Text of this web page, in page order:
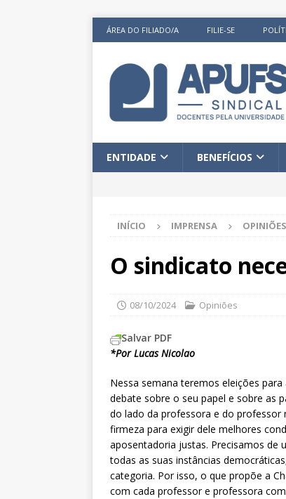
ÁREA DO FILIADO/A FILIE-SE
ENTIDADE BENEFÍCIOS
INÍCIO IMPRENSA OPINIÕES
O sindicato
08/10/2024 Opiniões
Salvar PDF
*Por Lucas Nicolao
Nessa semana teremos eleições
debate sobre o seu papel e sobre as
do lado da professora e do
firmeza para exigir dele melhores
aposentadoria justas. Precisamos de
todas as suas instâncias
categoria. Por isso, o que propõe a
com cada professor e professora